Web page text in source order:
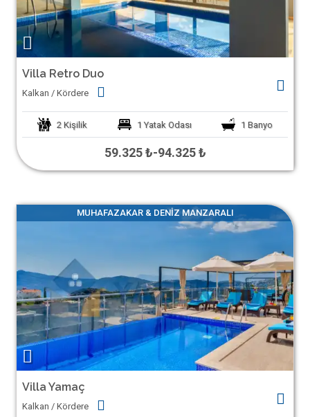
Villa Retro Duo
Kalkan / Kördere
2 Kişilik 1 Yatak Odası 1 Banyo
59.325 ₺-94.325 ₺
MUHAFAZAKAR & DENIZ MANZARALI
Villa Yamaç
Kalkan / Kördere